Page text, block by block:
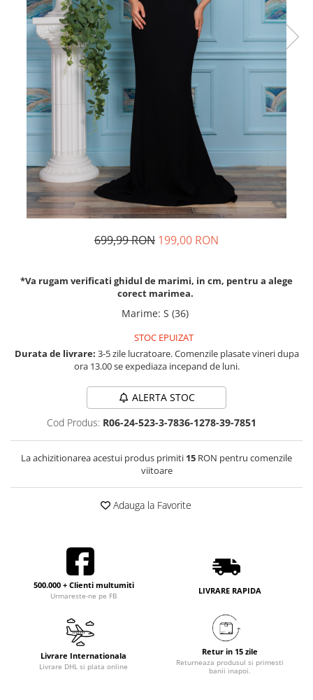
Rochii din dantela
Rochii din tafta
Rochii cu paiete
Rochii din tul
Rochii din catifea
Rochii din Barbie/Bistrech
Rochii din saten
Rochii voal
Rochii cu imprimeu
699,99 RON 199,00 RON
*Va rugam verificati ghidul de marimi, in cm, pentru a alege
corect marimea.
Marime: S (36)
STOC EPUIZAT
Durata de livrare: 3-5 zile lucratoare. Comenzile plasate vineri dupa
ora 13.00 se expediaza incepand de luni.
ALERTA STOC
Cod Produs: R06-24-523-3-7836-1278-39-7851
La achizitionarea acestui produs primiti 15 RON pentru comenzile
viitoare
Adauga la Favorite
500.000 + Clienti multumiti
Urmareste-ne pe FB
LIVRARE RAPIDA
Livrare Internationala
Livrare DHL si plata online
Retur in 15 zile
Returneaza produsul si primesti
banii inapoi.